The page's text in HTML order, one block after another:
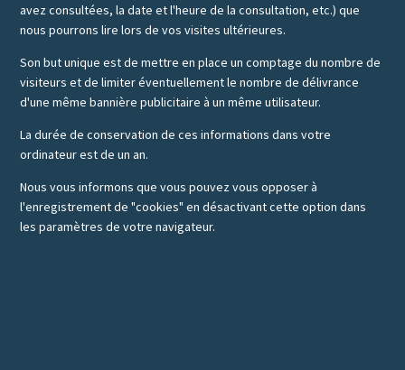
avez consultées, la date et l'heure de la consultation, etc.) que
nous pourrons lire lors de vos visites ultérieures.
Son but unique est de mettre en place un comptage du nombre de
visiteurs et de limiter éventuellement le nombre de délivrance
d'une même bannière publicitaire à un même utilisateur.
La durée de conservation de ces informations dans votre
ordinateur est de un an.
Nous vous informons que vous pouvez vous opposer à
l'enregistrement de "cookies" en désactivant cette option dans
les paramètres de votre navigateur.